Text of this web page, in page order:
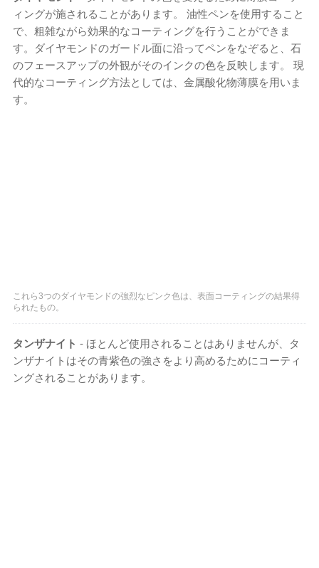
ィングが施されることがあります。 油性ペンを使用すること
で、粗雑ながら効果的なコーティングを行うことができま
す。ダイヤモンドのガードル面に沿ってペンをなぞると、石
のフェースアップの外観がそのインクの色を反映します。 現
代的なコーティング方法としては、金属酸化物薄膜を用いま
す。
これら3つのダイヤモンドの強烈なピンク色は、表面コーティングの結果得
られたもの。
タンザナイト - ほとんど使用されることはありませんが、タ
ンザナイトはその青紫色の強さをより高めるためにコーティ
ングされることがあります。